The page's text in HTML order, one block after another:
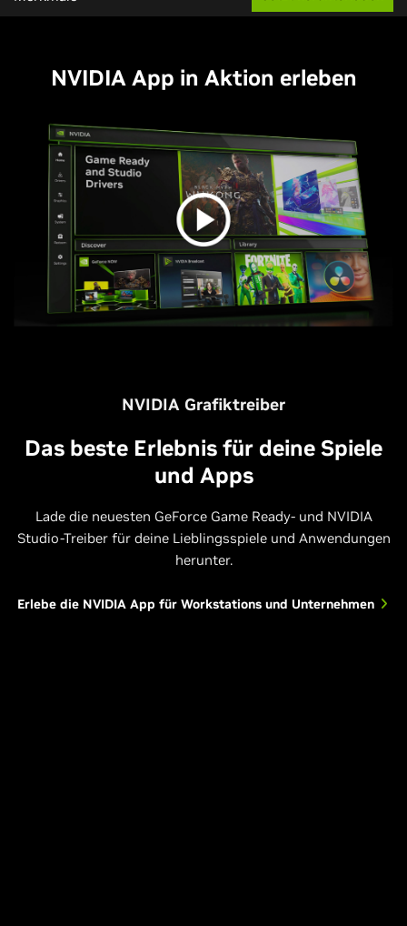
NVIDIA App in Aktion erleben
NVIDIA Grafiktreiber
Das beste Erlebnis für deine Spiele
und Apps
Lade die neuesten GeForce Game Ready- und NVIDIA
Studio-Treiber für deine Lieblingsspiele und Anwendungen
herunter.
Erlebe die NVIDIA App für Workstations und Unternehmen